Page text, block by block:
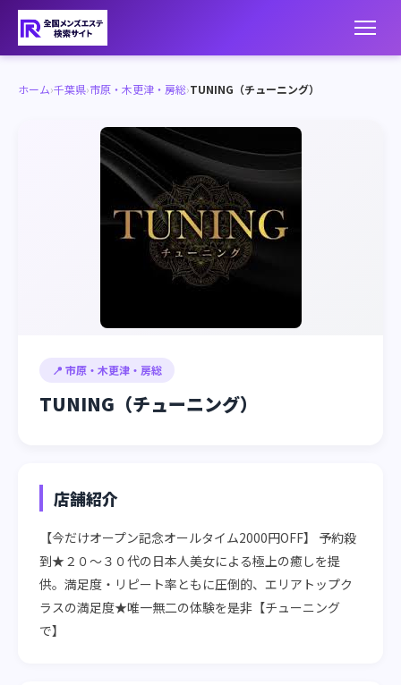
ホーム›千葉県›市原・木更津・房総›TUNING（チューニング）
📍 市原・木更津・房総
TUNING（チューニング）
店舗紹介
【今だけオープン記念オールタイム2000円OFF】 予約殺
到★２０～３０代の日本人美女による極上の癒しを提
供。満足度・リピート率ともに圧倒的、エリアトップク
ラスの満足度★唯一無二の体験を是非【チューニング
で】